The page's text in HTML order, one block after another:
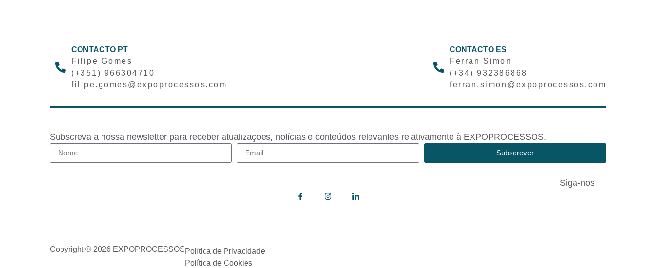
CONTACTO PT
Filipe Gomes
(+351) 966304710
filipe.gomes@expoprocessos.com
CONTACTO ES
Ferran Simon
(+34) 932386868
ferran.simon@expoprocessos.com
Subscreva a nossa newsletter para receber atualizações, notícias e conteúdos relevantes relativamente à EXPOPROCESSOS.
Subscrever
Siga-nos
Copyright © 2026 EXPOPROCESSOSPolítica de Privacidade
Política de Cookies